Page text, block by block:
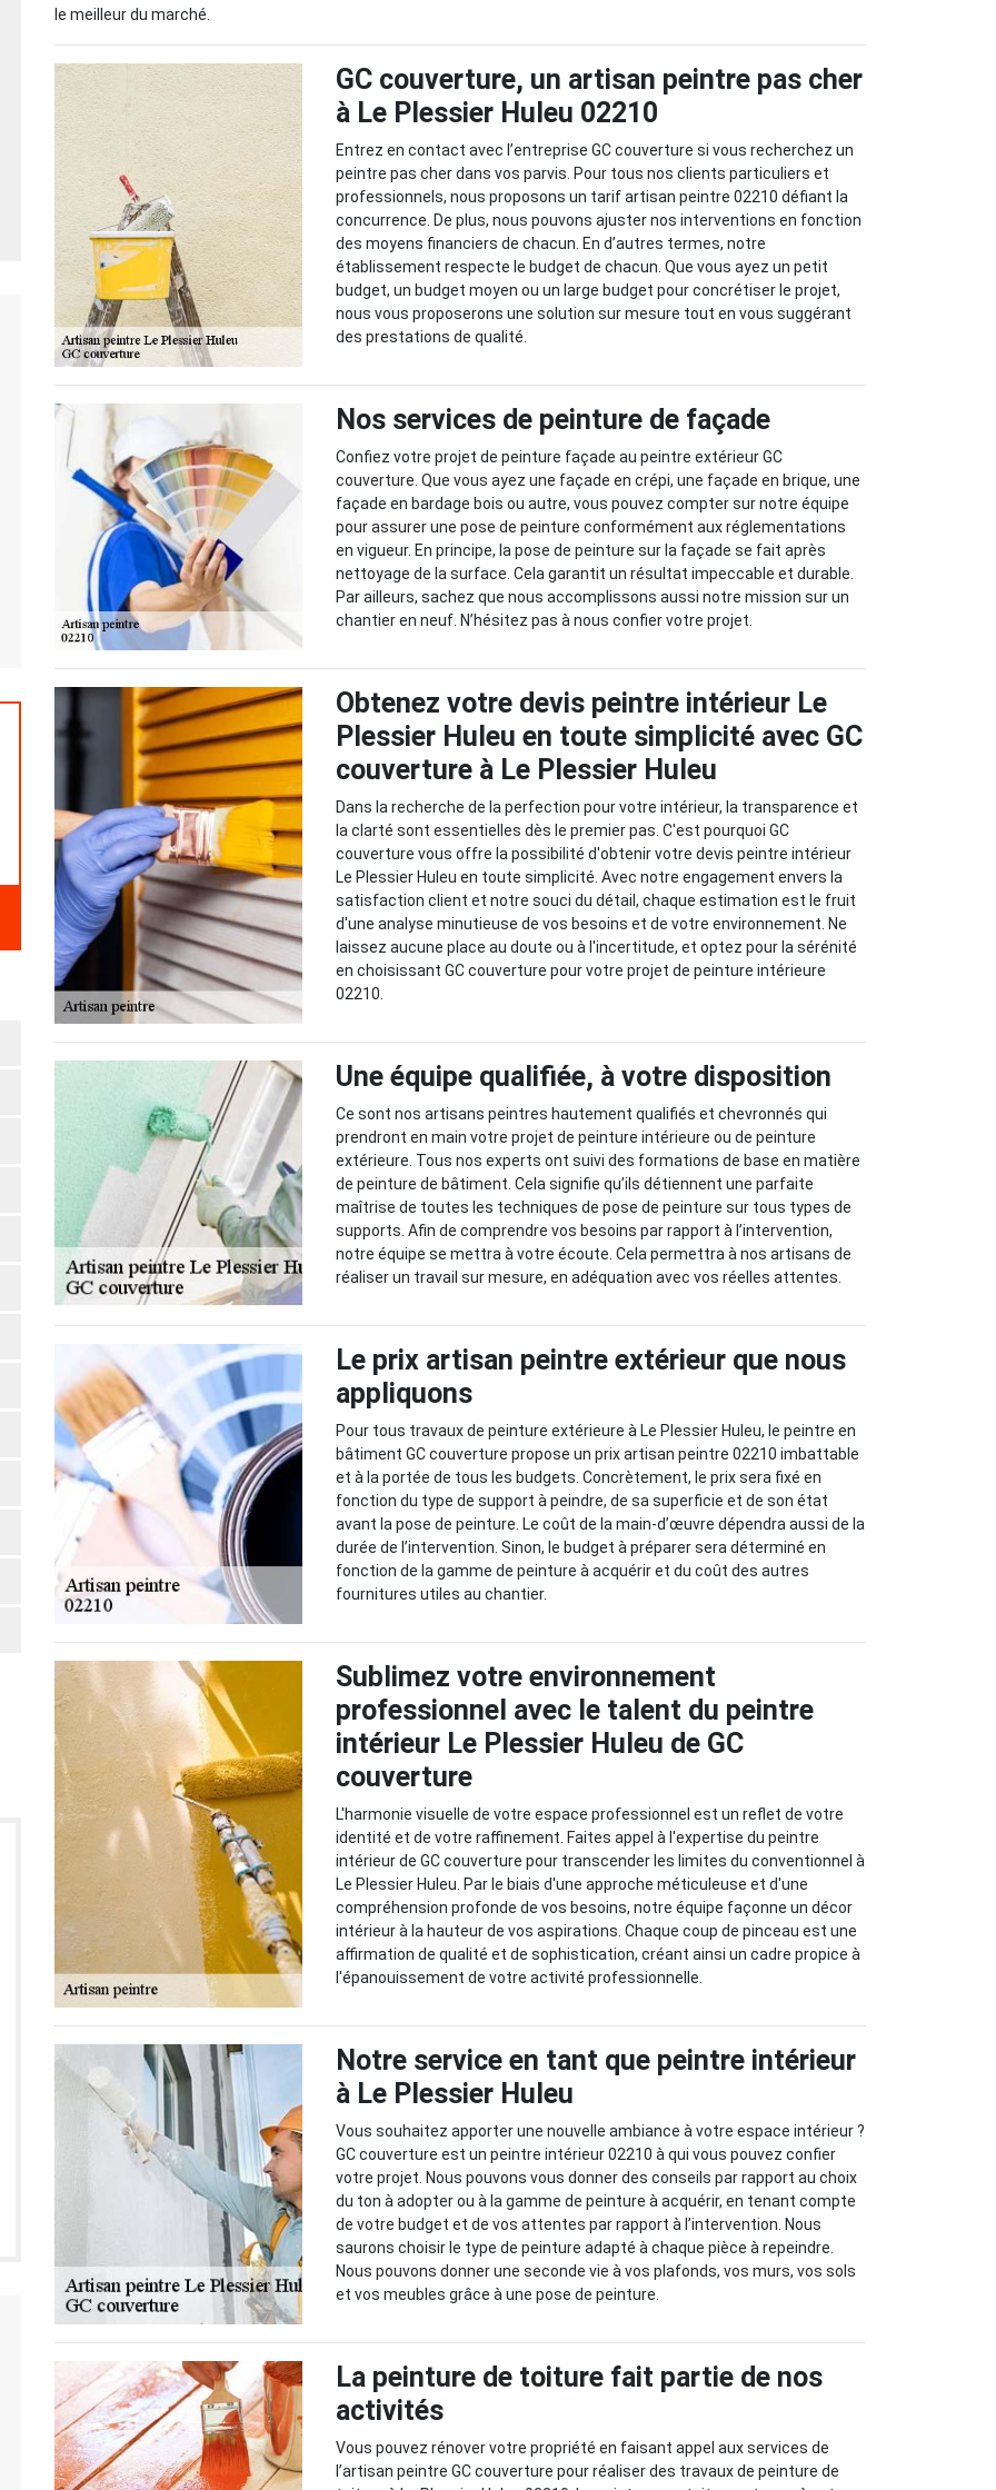
le meilleur du marché.
GC couverture, un artisan peintre pas cher
à Le Plessier Huleu 02210
Entrez en contact avec l’entreprise GC couverture si vous recherchez un
peintre pas cher dans vos parvis. Pour tous nos clients particuliers et
professionnels, nous proposons un tarif artisan peintre 02210 défiant la
concurrence. De plus, nous pouvons ajuster nos interventions en fonction
des moyens financiers de chacun. En d’autres termes, notre
établissement respecte le budget de chacun. Que vous ayez un petit
budget, un budget moyen ou un large budget pour concrétiser le projet,
nous vous proposerons une solution sur mesure tout en vous suggérant
des prestations de qualité.
Nos services de peinture de façade
Confiez votre projet de peinture façade au peintre extérieur GC
couverture. Que vous ayez une façade en crépi, une façade en brique, une
façade en bardage bois ou autre, vous pouvez compter sur notre équipe
pour assurer une pose de peinture conformément aux réglementations
en vigueur. En principe, la pose de peinture sur la façade se fait après
nettoyage de la surface. Cela garantit un résultat impeccable et durable.
Par ailleurs, sachez que nous accomplissons aussi notre mission sur un
chantier en neuf. N’hésitez pas à nous confier votre projet.
Obtenez votre devis peintre intérieur Le
Plessier Huleu en toute simplicité avec GC
couverture à Le Plessier Huleu
Dans la recherche de la perfection pour votre intérieur, la transparence et
la clarté sont essentielles dès le premier pas. C'est pourquoi GC
couverture vous offre la possibilité d'obtenir votre devis peintre intérieur
Le Plessier Huleu en toute simplicité. Avec notre engagement envers la
satisfaction client et notre souci du détail, chaque estimation est le fruit
d'une analyse minutieuse de vos besoins et de votre environnement. Ne
laissez aucune place au doute ou à l'incertitude, et optez pour la sérénité
en choisissant GC couverture pour votre projet de peinture intérieure
02210.
Une équipe qualifiée, à votre disposition
Ce sont nos artisans peintres hautement qualifiés et chevronnés qui
prendront en main votre projet de peinture intérieure ou de peinture
extérieure. Tous nos experts ont suivi des formations de base en matière
de peinture de bâtiment. Cela signifie qu’ils détiennent une parfaite
maîtrise de toutes les techniques de pose de peinture sur tous types de
supports. Afin de comprendre vos besoins par rapport à l’intervention,
notre équipe se mettra à votre écoute. Cela permettra à nos artisans de
réaliser un travail sur mesure, en adéquation avec vos réelles attentes.
Le prix artisan peintre extérieur que nous
appliquons
Pour tous travaux de peinture extérieure à Le Plessier Huleu, le peintre en
bâtiment GC couverture propose un prix artisan peintre 02210 imbattable
et à la portée de tous les budgets. Concrètement, le prix sera fixé en
fonction du type de support à peindre, de sa superficie et de son état
avant la pose de peinture. Le coût de la main-d’œuvre dépendra aussi de la
durée de l’intervention. Sinon, le budget à préparer sera déterminé en
fonction de la gamme de peinture à acquérir et du coût des autres
fournitures utiles au chantier.
Sublimez votre environnement
professionnel avec le talent du peintre
intérieur Le Plessier Huleu de GC
couverture
L'harmonie visuelle de votre espace professionnel est un reflet de votre
identité et de votre raffinement. Faites appel à l'expertise du peintre
intérieur de GC couverture pour transcender les limites du conventionnel à
Le Plessier Huleu. Par le biais d'une approche méticuleuse et d'une
compréhension profonde de vos besoins, notre équipe façonne un décor
intérieur à la hauteur de vos aspirations. Chaque coup de pinceau est une
affirmation de qualité et de sophistication, créant ainsi un cadre propice à
l'épanouissement de votre activité professionnelle.
Notre service en tant que peintre intérieur
à Le Plessier Huleu
Vous souhaitez apporter une nouvelle ambiance à votre espace intérieur ?
GC couverture est un peintre intérieur 02210 à qui vous pouvez confier
votre projet. Nous pouvons vous donner des conseils par rapport au choix
du ton à adopter ou à la gamme de peinture à acquérir, en tenant compte
de votre budget et de vos attentes par rapport à l’intervention. Nous
saurons choisir le type de peinture adapté à chaque pièce à repeindre.
Nous pouvons donner une seconde vie à vos plafonds, vos murs, vos sols
et vos meubles grâce à une pose de peinture.
La peinture de toiture fait partie de nos
activités
Vous pouvez rénover votre propriété en faisant appel aux services de
l’artisan peintre GC couverture pour réaliser des travaux de peinture de